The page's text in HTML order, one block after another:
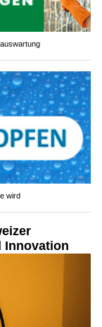
wird
Innovation